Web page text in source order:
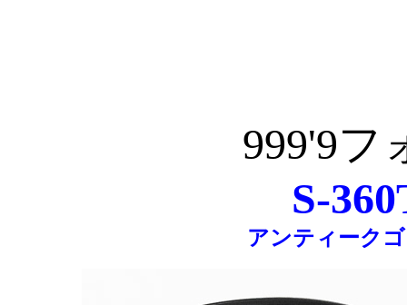
999'9フ
S-
アンティーク